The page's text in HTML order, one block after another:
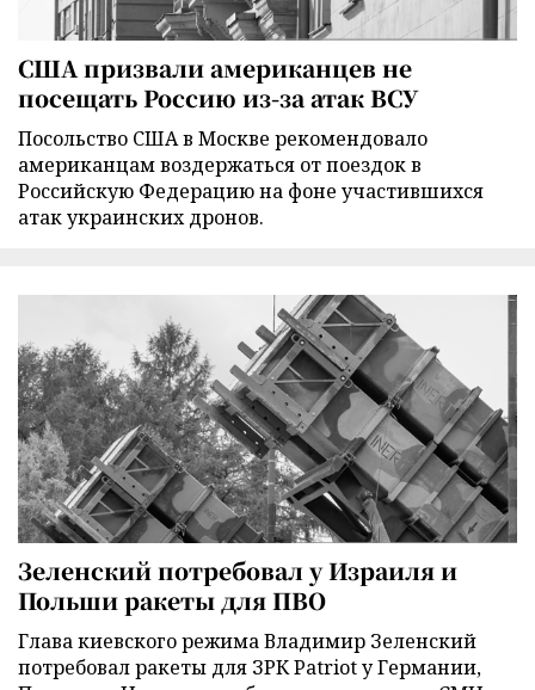
США призвали американцев не
посещать Россию из-за атак ВСУ
Посольство США в Москве рекомендовало
американцам воздержаться от поездок в
Российскую Федерацию на фоне участившихся
атак украинских дронов.
Зеленский потребовал у Израиля и
Польши ракеты для ПВО
Глава киевского режима Владимир Зеленский
потребовал ракеты для ЗРК Patriot у Германии,